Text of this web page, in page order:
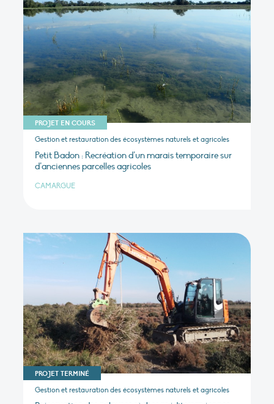
PROJET EN COURS
Gestion et restauration des écosystèmes naturels et agricoles
Petit Badon : Recréation d’un marais temporaire sur
d’anciennes parcelles agricoles
CAMARGUE
PROJET TERMINÉ
Gestion et restauration des écosystèmes naturels et agricoles